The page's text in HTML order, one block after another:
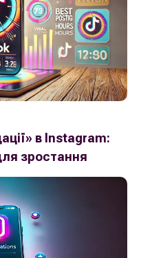
в Instagram:
зростання